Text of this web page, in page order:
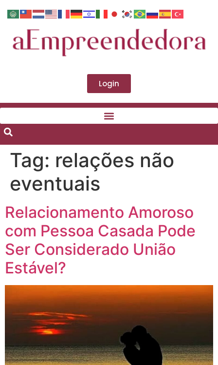
Login
Tag: relações não
eventuais
Relacionamento Amoroso
com Pessoa Casada Pode
Ser Considerado União
Estável?